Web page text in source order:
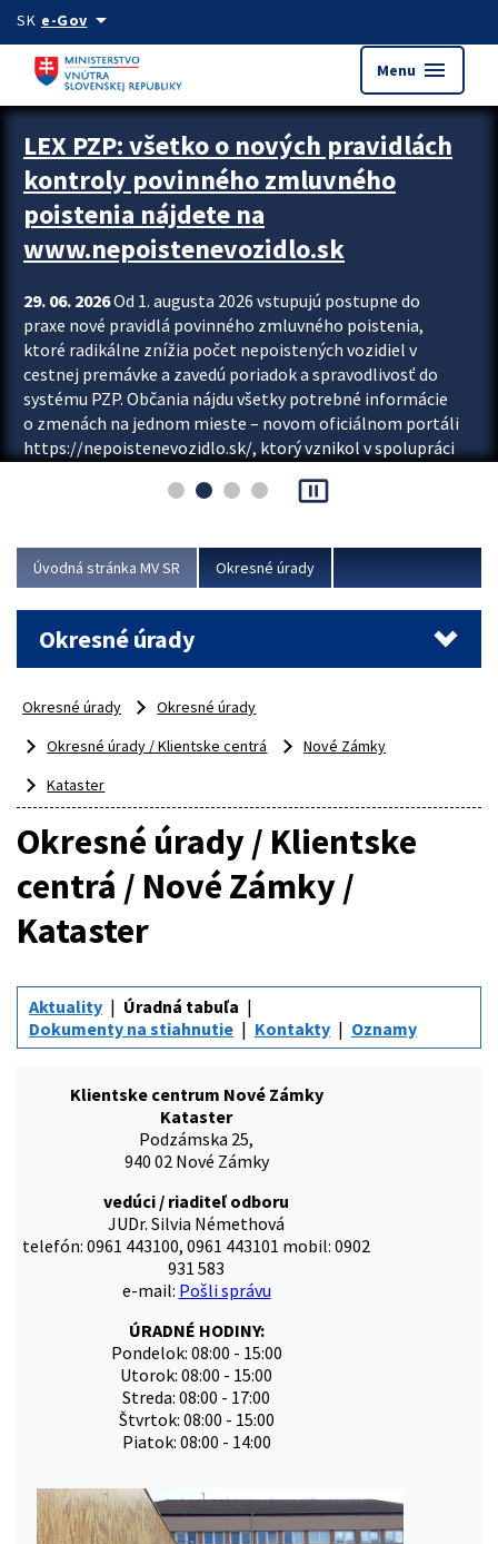
Preskocit na hlavný obsah
SK e-Govarrow_drop_down
Menu menu
Zastavit automatický posun upútavok
LEX PZP: všetko o nových pravidlách
kontroly povinného zmluvného
poistenia nájdete na
www.nepoistenevozidlo.sk
29. 06. 2026Od 1. augusta 2026 vstupujú postupne do
praxe nové pravidlá povinného zmluvného poistenia,
ktoré radikálne znížia počet nepoistených vozidiel v
cestnej premávke a zavedú poriadok a spravodlivosť do
systému PZP. Občania nájdu všetky potrebné informácie
o zmenách na jednom mieste – novom oficiálnom portáli
https://nepoistenevozidlo.sk/, ktorý vznikol v spolupráci
asociácie poisťovní (SLASPO) a Ministerstva vnútra SR.
Viac
pause_presentation
Úvodná stránka MV SR Okresné úrady
Okresné úrady
Okresné úrady
Okresné úrady
Okresné úrady / Klientske centrá
Nové Zámky
Kataster
Okresné úrady / Klientske
centrá / Nové Zámky /
Kataster
Aktuality
Úradná tabuľa
Dokumenty na stiahnutie
Kontakty Oznamy
Klientske centrum Nové Zámky
Kataster
Podzámska 25,
940 02 Nové Zámky
vedúci / riaditeľ odboru
JUDr. Silvia Némethová
telefón: 0961 443100, 0961 443101 mobil: 0902
931 583
e-mail: Pošli správu
ÚRADNÉ HODINY:
Pondelok: 08:00 - 15:00
Utorok: 08:00 - 15:00
Streda: 08:00 - 17:00
Štvrtok: 08:00 - 15:00
Piatok: 08:00 - 14:00